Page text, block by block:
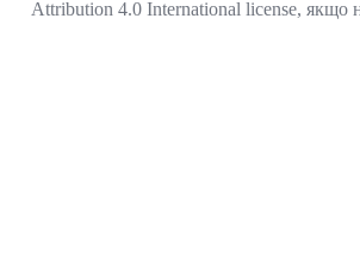
Attribution 4.0 International license, якщо